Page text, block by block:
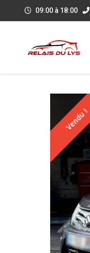
09:00 à 18:00
Vendu !